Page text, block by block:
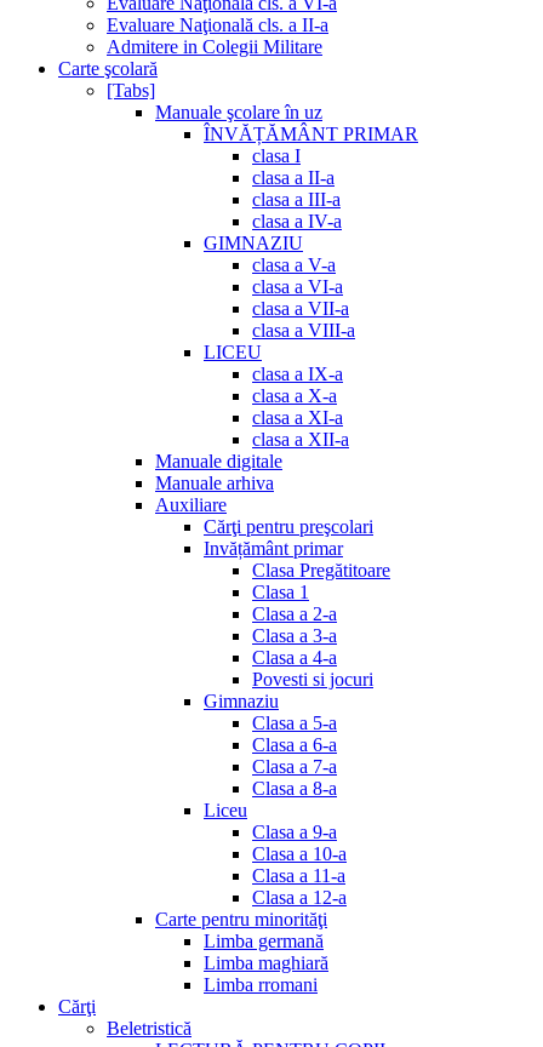
Evaluare Naţională cls. a II-a
Admitere in Colegii Militare
Carte şcolară
[Tabs]
Manuale şcolare în uz
ÎNVĂȚĂMÂNT PRIMAR
clasa I
clasa a II-a
clasa a III-a
clasa a IV-a
GIMNAZIU
clasa a V-a
clasa a VI-a
clasa a VII-a
clasa a VIII-a
LICEU
clasa a IX-a
clasa a X-a
clasa a XI-a
clasa a XII-a
Manuale digitale
Manuale arhiva
Auxiliare
Cărţi pentru preşcolari
Invățământ primar
Clasa Pregătitoare
Clasa 1
Clasa a 2-a
Clasa a 3-a
Clasa a 4-a
Povesti si jocuri
Gimnaziu
Clasa a 5-a
Clasa a 6-a
Clasa a 7-a
Clasa a 8-a
Liceu
Clasa a 9-a
Clasa a 10-a
Clasa a 11-a
Clasa a 12-a
Carte pentru minorităţi
Limba germană
Limba maghiară
Limba rromani
Cărţi
Beletristică